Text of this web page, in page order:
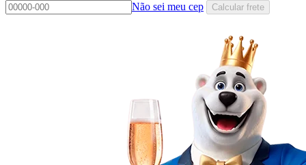
Não sei meu cep Calcular frete